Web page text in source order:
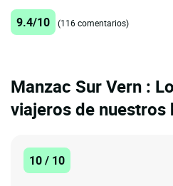
9.4/10 (116 comentarios)
Manzac Sur Vern :
viajeros de nuestros
10 / 10